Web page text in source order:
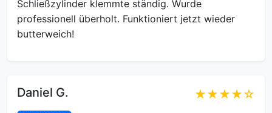
Schließzylinder klemmte ständig. Wurde
professionell überholt. Funktioniert jetzt wieder
butterweich!
Daniel G. ★★★★☆